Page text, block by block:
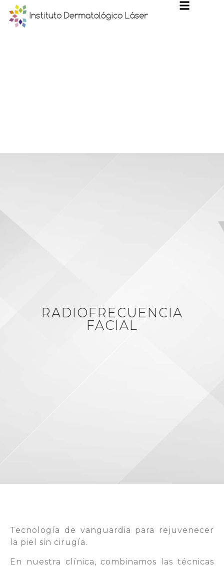
RADIOFRECUENCIA
FACIAL
Tecnología de vanguardia para rejuvenecer
la piel sin cirugía.
En nuestra clínica, combinamos las técnicas